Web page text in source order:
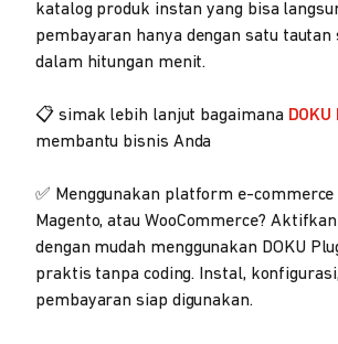
katalog produk instan yang bisa
pembayaran hanya dengan satu tautan
dalam hitungan menit.
📋 simak lebih lanjut bagaimana
membantu bisnis Anda
✅ Menggunakan platform e-
Magento, atau WooCommerce?
dengan mudah menggunakan DOKU
praktis tanpa coding. Instal,
pembayaran siap digunakan.